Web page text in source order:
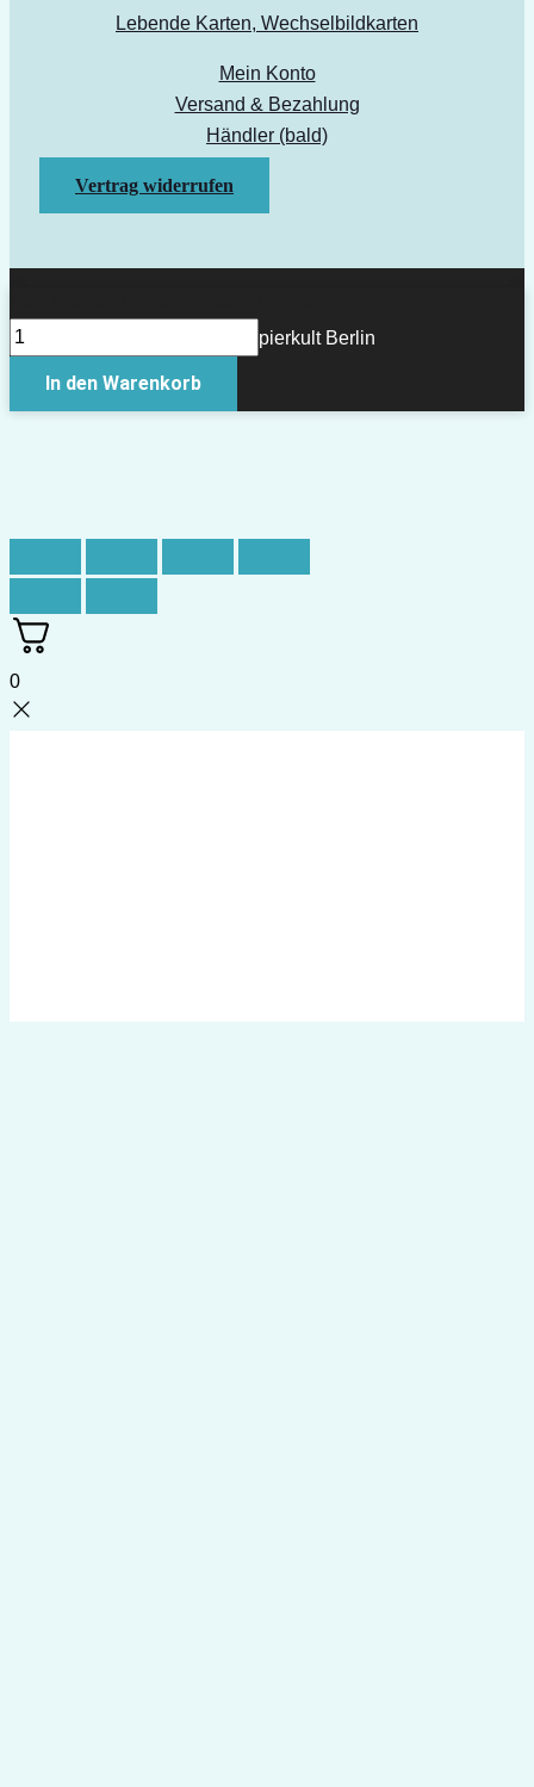
Lebende Karten, Wechselbildkarten
Mein Konto
Versand & Bezahlung
Händler (bald)
Vertrag widerrufen
Copyright © 2026 Papierkult Berlin
In den Warenkorb
0